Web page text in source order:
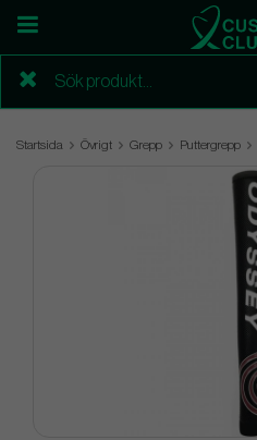
Startsida Övrigt Grepp Puttergrepp